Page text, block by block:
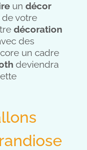
un décor
votre
décoration
des
un cadre
deviendra